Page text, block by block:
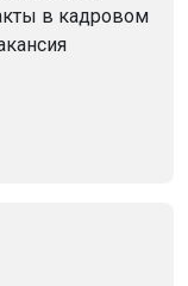
в кадровом